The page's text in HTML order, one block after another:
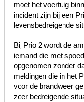
moet het voertuig
incident zijn bij een
levensbedreigende
Bij Prio 2 wordt de
iemand die met
opgenomen zonder
meldingen die in het
voor de brandweer
zeer bedreigende